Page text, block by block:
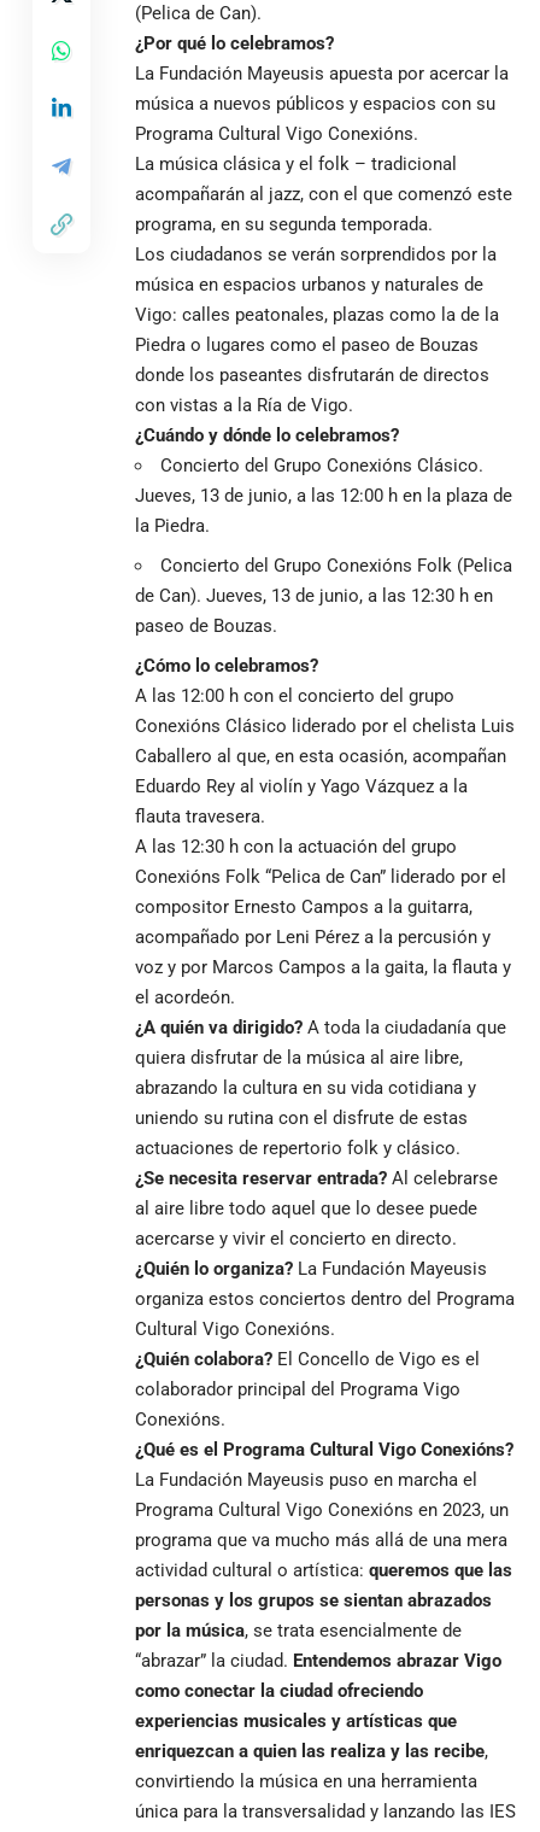
(Pelica de Can).
¿Por qué lo celebramos?
La Fundación Mayeusis apuesta por acercar la
música a nuevos públicos y espacios con su
Programa Cultural Vigo Conexións.
La música clásica y el folk – tradicional
acompañarán al jazz, con el que comenzó este
programa, en su segunda temporada.
Los ciudadanos se verán sorprendidos por la
música en espacios urbanos y naturales de
Vigo: calles peatonales, plazas como la de la
Piedra o lugares como el paseo de Bouzas
donde los paseantes disfrutarán de directos
con vistas a la Ría de Vigo.
¿Cuándo y dónde lo celebramos?
Concierto del Grupo Conexións Clásico.
Jueves, 13 de junio, a las 12:00 h en la plaza de
la Piedra.
Concierto del Grupo Conexións Folk (Pelica
de Can). Jueves, 13 de junio, a las 12:30 h en
paseo de Bouzas.
¿Cómo lo celebramos?
A las 12:00 h con el concierto del grupo
Conexións Clásico liderado por el chelista Luis
Caballero al que, en esta ocasión, acompañan
Eduardo Rey al violín y Yago Vázquez a la
flauta travesera.
A las 12:30 h con la actuación del grupo
Conexións Folk “Pelica de Can” liderado por el
compositor Ernesto Campos a la guitarra,
acompañado por Leni Pérez a la percusión y
voz y por Marcos Campos a la gaita, la flauta y
el acordeón.
¿A quién va dirigido? A toda la ciudadanía que
quiera disfrutar de la música al aire libre,
abrazando la cultura en su vida cotidiana y
uniendo su rutina con el disfrute de estas
actuaciones de repertorio folk y clásico.
¿Se necesita reservar entrada? Al celebrarse
al aire libre todo aquel que lo desee puede
acercarse y vivir el concierto en directo.
¿Quién lo organiza? La Fundación Mayeusis
organiza estos conciertos dentro del Programa
Cultural Vigo Conexións.
¿Quién colabora? El Concello de Vigo es el
colaborador principal del Programa Vigo
Conexións.
¿Qué es el Programa Cultural Vigo Conexións?
La Fundación Mayeusis puso en marcha el
Programa Cultural Vigo Conexións en 2023, un
programa que va mucho más allá de una mera
actividad cultural o artística: queremos que las
personas y los grupos se sientan abrazados
por la música, se trata esencialmente de
“abrazar” la ciudad. Entendemos abrazar Vigo
como conectar la ciudad ofreciendo
experiencias musicales y artísticas que
enriquezcan a quien las realiza y las recibe,
convirtiendo la música en una herramienta
única para la transversalidad y lanzando las IES